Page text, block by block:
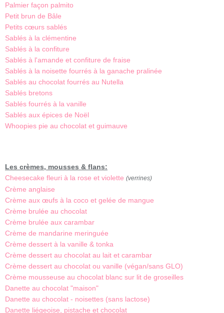
Palmier façon palmito
Petit brun de Bâle
Petits cœurs sablés
Sablés à la clémentine
Sablés à la confiture
Sablés à l'amande et confiture de fraise
Sablés à la noisette fourrés à la ganache pralinée
Sablés au chocolat fourrés au Nutella
Sablés bretons
Sablés fourrés à la vanille
Sablés aux épices de Noël
Whoopies pie au chocolat et guimauve
Les crèmes, mousses & flans:
Cheesecake fleuri à la rose et violette (verrines)
Crème anglaise
Crème aux œufs à la coco et gelée de mangue
Crème brulée au chocolat
Crème brulée aux carambar
Crème de mandarine meringuée
Crème dessert à la vanille & tonka
Crème dessert au chocolat au lait et carambar
Crème dessert au chocolat ou vanille (végan/sans GLO)
Crème mousseuse au chocolat blanc sur lit de groseilles
Danette au chocolat "maison"
Danette au chocolat - noisettes (sans lactose)
Danette liégeoise, pistache et chocolat